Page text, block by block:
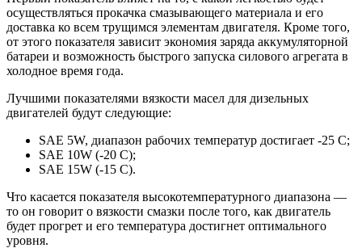
осуществляться прокачка смазывающего материала и его
доставка ко всем трущимся элементам двигателя. Кроме того,
от этого показателя зависит экономия заряда аккумуляторной
батареи и возможность быстрого запуска силового агрегата в
холодное время года.
Лучшими показателями вязкости масел для дизельных
двигателей будут следующие:
SAE 5W, диапазон рабочих температур достигает -25 С;
SAE 10W (-20 С);
SAE 15W (-15 С).
Что касается показателя высокотемпературного диапазона —
то он говорит о вязкости смазки после того, как двигатель
будет прогрет и его температура достигнет оптимального
уровня.